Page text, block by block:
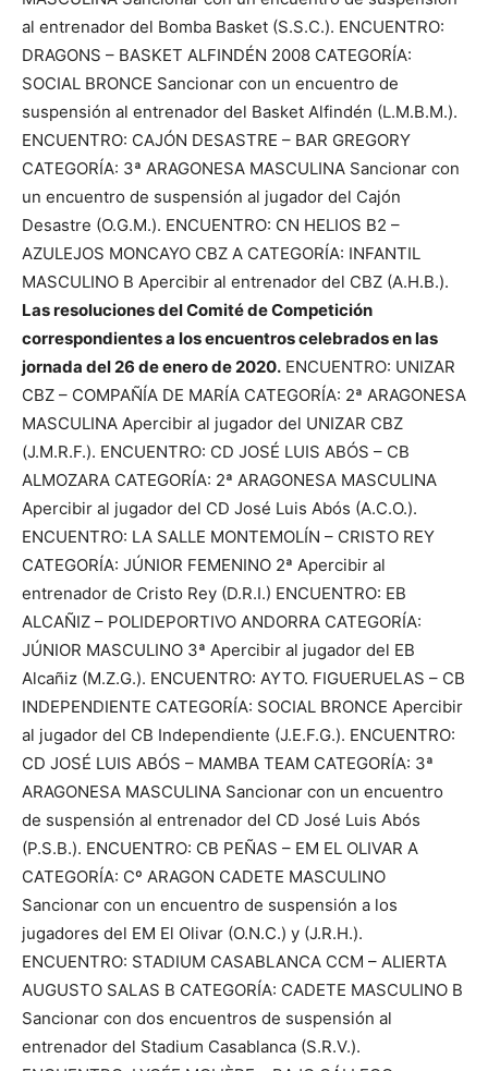
al entrenador del Bomba Basket (S.S.C.). ENCUENTRO:
DRAGONS – BASKET ALFINDÉN 2008 CATEGORÍA:
SOCIAL BRONCE Sancionar con un encuentro de
suspensión al entrenador del Basket Alfindén (L.M.B.M.).
ENCUENTRO: CAJÓN DESASTRE – BAR GREGORY
CATEGORÍA: 3ª ARAGONESA MASCULINA Sancionar con
un encuentro de suspensión al jugador del Cajón
Desastre (O.G.M.). ENCUENTRO: CN HELIOS B2 –
AZULEJOS MONCAYO CBZ A CATEGORÍA: INFANTIL
MASCULINO B Apercibir al entrenador del CBZ (A.H.B.).
Las resoluciones del Comité de Competición
correspondientes a los encuentros celebrados en las
jornada del 26 de enero de 2020. ENCUENTRO: UNIZAR
CBZ – COMPAÑÍA DE MARÍA CATEGORÍA: 2ª ARAGONESA
MASCULINA Apercibir al jugador del UNIZAR CBZ
(J.M.R.F.). ENCUENTRO: CD JOSÉ LUIS ABÓS – CB
ALMOZARA CATEGORÍA: 2ª ARAGONESA MASCULINA
Apercibir al jugador del CD José Luis Abós (A.C.O.).
ENCUENTRO: LA SALLE MONTEMOLÍN – CRISTO REY
CATEGORÍA: JÚNIOR FEMENINO 2ª Apercibir al
entrenador de Cristo Rey (D.R.I.) ENCUENTRO: EB
ALCAÑIZ – POLIDEPORTIVO ANDORRA CATEGORÍA:
JÚNIOR MASCULINO 3ª Apercibir al jugador del EB
Alcañiz (M.Z.G.). ENCUENTRO: AYTO. FIGUERUELAS – CB
INDEPENDIENTE CATEGORÍA: SOCIAL BRONCE Apercibir
al jugador del CB Independiente (J.E.F.G.). ENCUENTRO:
CD JOSÉ LUIS ABÓS – MAMBA TEAM CATEGORÍA: 3ª
ARAGONESA MASCULINA Sancionar con un encuentro
de suspensión al entrenador del CD José Luis Abós
(P.S.B.). ENCUENTRO: CB PEÑAS – EM EL OLIVAR A
CATEGORÍA: Cº ARAGON CADETE MASCULINO
Sancionar con un encuentro de suspensión a los
jugadores del EM El Olivar (O.N.C.) y (J.R.H.).
ENCUENTRO: STADIUM CASABLANCA CCM – ALIERTA
AUGUSTO SALAS B CATEGORÍA: CADETE MASCULINO B
Sancionar con dos encuentros de suspensión al
entrenador del Stadium Casablanca (S.R.V.).